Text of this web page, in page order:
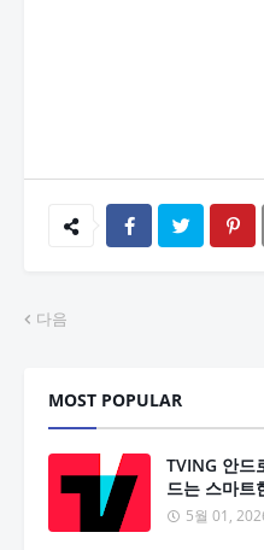
다음
MOST POPULAR
TVING 안드
드는 스마트
5월 01,